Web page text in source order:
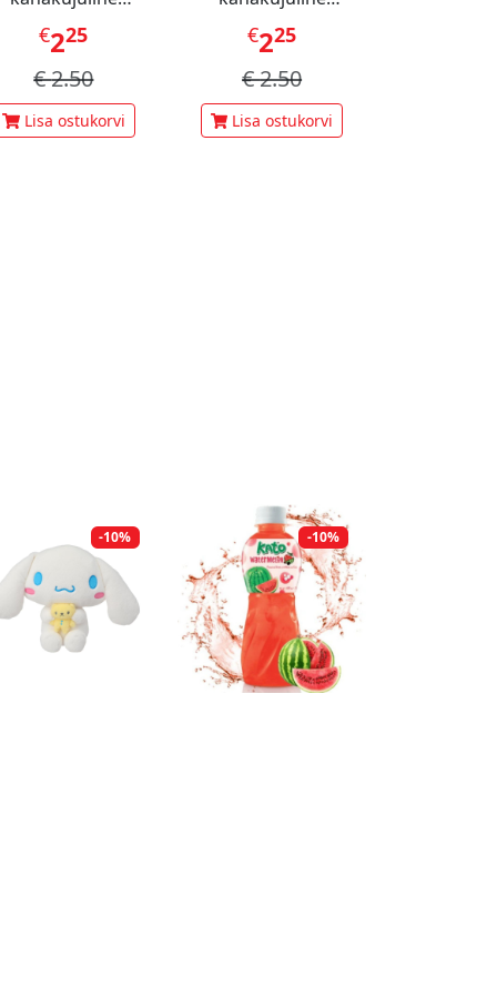
60 g
€225
€2.50
Lisa ostukorvi
šokolaadimaius 60 g
€225
€2.50
Lisa ostukorvi
-10% -10%